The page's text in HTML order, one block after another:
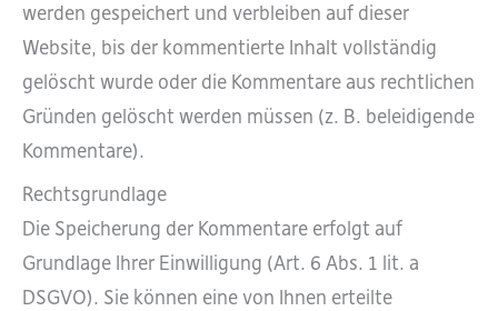
werden gespeichert und verbleiben auf dieser
Website, bis der kommentierte Inhalt vollständig
gelöscht wurde oder die Kommentare aus rechtlichen
Gründen gelöscht werden müssen (z. B. beleidigende
Kommentare).
Rechtsgrundlage
Die Speicherung der Kommentare erfolgt auf
Grundlage Ihrer Einwilligung (Art. 6 Abs. 1 lit. a
DSGVO). Sie können eine von Ihnen erteilte